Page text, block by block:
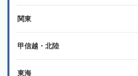
関東
甲信越・北陸
東海